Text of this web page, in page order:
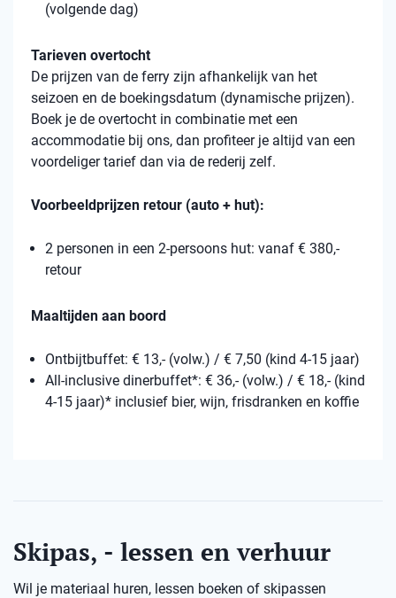
(volgende dag)
Tarieven overtocht
De prijzen van de ferry zijn afhankelijk van het
seizoen en de boekingsdatum (dynamische prijzen).
Boek je de overtocht in combinatie met een
accommodatie bij ons, dan profiteer je altijd van een
voordeliger tarief dan via de rederij zelf.
Voorbeeldprijzen retour (auto + hut):
2 personen in een 2-persoons hut: vanaf € 380,-
retour
Maaltijden aan boord
Ontbijtbuffet: € 13,- (volw.) / € 7,50 (kind 4-15 jaar)
All-inclusive dinerbuffet*: € 36,- (volw.) / € 18,- (kind
4-15 jaar)* inclusief bier, wijn, frisdranken en koffie
Skipas, - lessen en verhuur
Wil je materiaal huren, lessen boeken of skipassen